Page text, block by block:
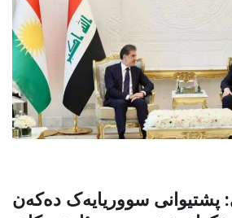
پشتیوانی سووریایەک دەکەن